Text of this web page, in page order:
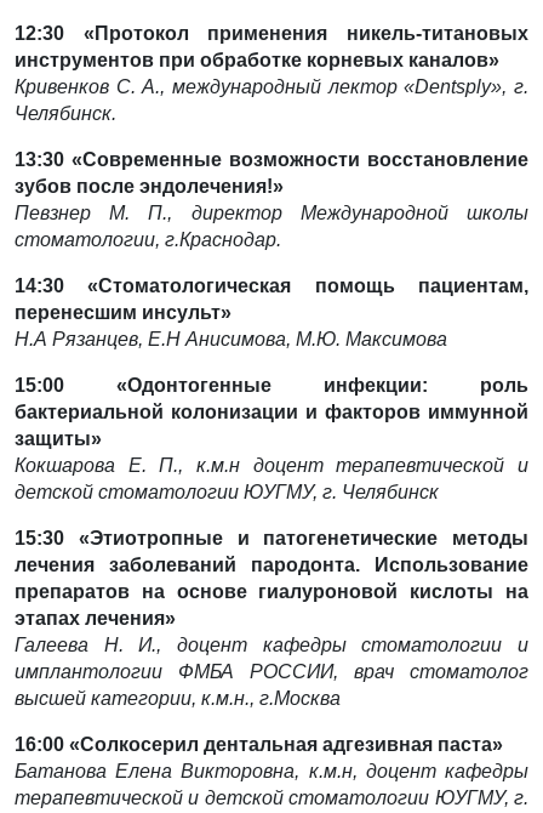
12:30
«Протокол применения никель-титановых
инструментов при обработке корневых каналов»
Кривенков С. А., международный лектор «Dentsply», г.
Челябинск.
13:30 «Современные возможности восстановление
зубов после эндолечения!»
Певзнер М. П., директор Международной школы
стоматологии, г.Краснодар.
14:30
«Стоматологическая помощь пациентам,
перенесшим инсульт»
Н.А Рязанцев, Е.Н Анисимова, М.Ю. Максимова
15:00
«Одонтогенные инфекции: роль
бактериальной колонизации и факторов иммунной
защиты»
Кокшарова Е. П., к.м.н доцент терапевтической и
детской стоматологии ЮУГМУ, г. Челябинск
15:30
«Этиотропные и патогенетические методы
лечения заболеваний пародонта. Использование
препаратов на основе гиалуроновой кислоты на
этапах лечения»
Галеева Н. И., доцент кафедры стоматологии и
имплантологии ФМБА РОССИИ, врач стоматолог
высшей категории, к.м.н., г.Москва
16:00 «Солкосерил дентальная адгезивная паста»
Батанова Елена Викторовна, к.м.н, доцент кафедры
терапевтической и детской стоматологии ЮУГМУ, г.